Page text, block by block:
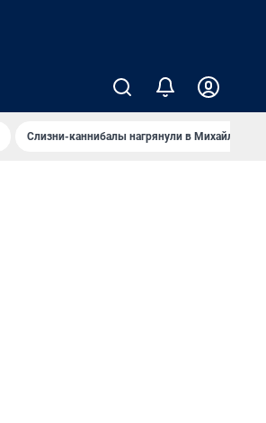
Слизни-каннибалы нагрянули в Михайлов